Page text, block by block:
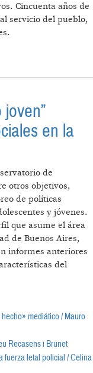
Cincuenta años de
servicio del pueblo,
en la
de
otros objetivos,
de políticas
y jóvenes.
que asume el área
de Buenos Aires,
informes anteriores
del
mediático / Mauro
Recasens i Brunet
fuerza letal policial / Celina